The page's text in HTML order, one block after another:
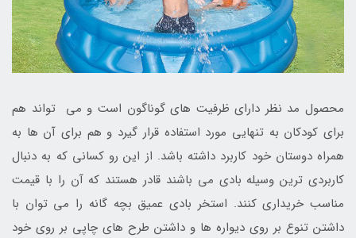
محصول مد نظر دارای ظرفیت های گوناگون است و می تواند هم
برای کودکان به تنهایی مورد استفاده قرار گیرد و هم برای آن ها به
همراه دوستان خود کاربرد داشته باشد. از این رو کسانی که به دنبال
کاربردی ترین وسیله بادی می باشند قادر هستند که آن را با قیمت
مناسب خریداری کنند. استخر بادی عمیق بچه گانه را می توان با
داشتن تنوع بر روی دیواره ها و داشتن طرح های چاپی بر روی خود